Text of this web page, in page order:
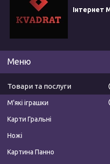
Інтернет
Товари та послуги
М'які іграшки
Карти Гральні
Ножі
Картина Панно